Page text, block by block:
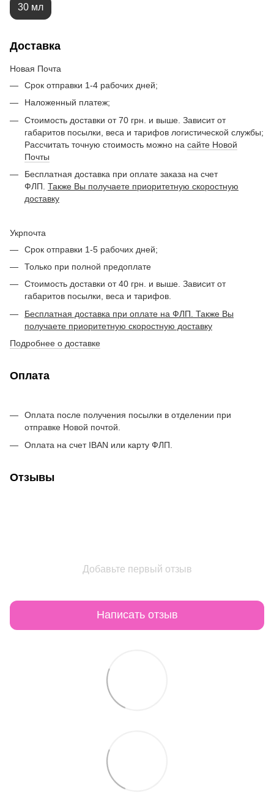
30 мл
Доставка
Новая Почта
Срок отправки 1-4 рабочих дней;
Наложенный платеж;
Стоимость доставки от 70 грн. и выше. Зависит от
габаритов посылки, веса и тарифов логистической службы;
Рассчитать точную стоимость можно на сайте Новой
Почты
Бесплатная доставка при оплате заказа на счет
ФЛП. Также Вы получаете приоритетную скоростную
доставку
Укрпочта
Срок отправки 1-5 рабочих дней;
Только при полной предоплате
Стоимость доставки от 40 грн. и выше. Зависит от
габаритов посылки, веса и тарифов.
Бесплатная доставка при оплате на ФЛП. Также Вы
получаете приоритетную скоростную доставку
Подробнее о доставке
Оплата
Оплата после получения посылки в отделении при
отправке Новой почтой.
Оплата на счет IBAN или карту ФЛП.
Отзывы
Добавьте первый отзыв
Написать отзыв